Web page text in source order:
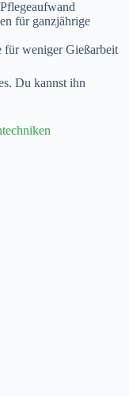
für ganzjährige
für weniger Gießarbeit
Du kannst ihn